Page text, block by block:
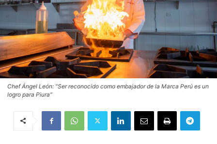
Chef Ángel León: "Ser reconocido como embajador de la Marca Perú es un
logro para Piura"